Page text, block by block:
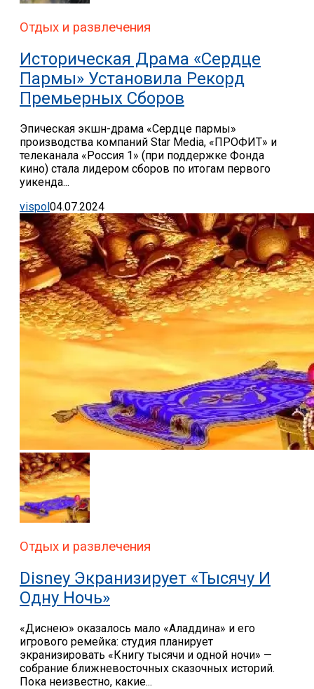
Отдых и развлечения
Историческая Драма «Сердце
Пармы» Установила Рекорд
Премьерных Сборов
Эпическая экшн-драма «Сердце пармы»
производства компаний Star Media, «ПРОФИТ» и
телеканала «Россия 1» (при поддержке Фонда
кино) стала лидером сборов по итогам первого
уикенда...
vispol04.07.2024
Отдых и развлечения
Disney Экранизирует «Тысячу И
Одну Ночь»
«Диснею» оказалось мало «Аладдина» и его
игрового ремейка: студия планирует
экранизировать «Книгу тысячи и одной ночи» —
собрание ближневосточных сказочных историй.
Пока неизвестно, какие...